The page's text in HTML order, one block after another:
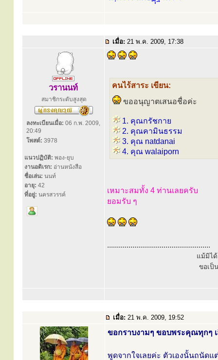
เมื่อ: 21 พ.ค. 2009, 17:38
วรานนท์
สมาชิกระดับสูงสุด
ลงทะเบียนเมื่อ: 06 ก.พ. 2009,
20:49
โพสต์: 3978
แนวปฏิบัติ: พอง-ยุบ
งานอดิเรก: อ่านหนังสือ
ชื่อเล่น: นนท์
อายุ: 42
ที่อยู่: นครสวรรค์
คนไร้สาระ เขียน:
ขออนุญาตเสนอชื่อค่ะ
1. คุณกรัชกาย
2. คุณคามินธรรม
3. คุณ natdanai
4. คุณ walaiporn
เหมาะสมทั้ง 4 ท่านเลยครับ
ยอมรับ ๆ
.....................................................
แม้มิได้
ขอเป็
เมื่อ: 21 พ.ค. 2009, 19:52
ขอกราบงามๆ ขอบพระคุณทุกๆ
พูดจากใจเลยค่ะ ตัวเองนั้นถนัด